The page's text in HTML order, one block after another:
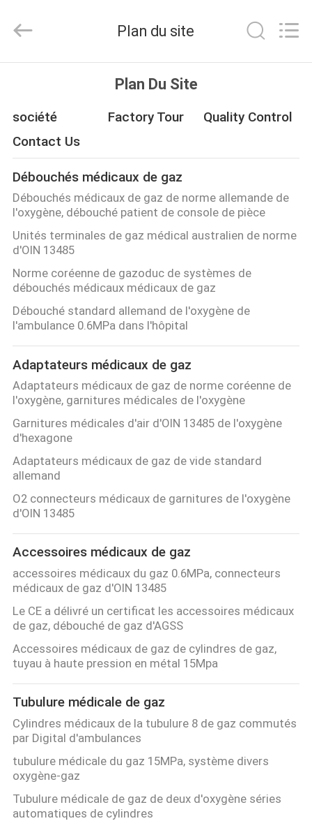
PRODUITS
AU
SUJET
DE
NOUS
VISITE
D'USINE
CONTRÔLE
DE
QUALITÉ
CONTACTEZ-
NOUS
DEMANDEZ
UNE
CITATION
PLAN
DU
SITE
PRIVACY
POLICY
Solutions
Rights
Plan du site
Plan Du Site
société Factory Tour
Quality Control
Contact Us
Débouchés médicaux de gaz
Débouchés médicaux de gaz de norme allemande de
l'oxygène, débouché patient de console de pièce
Unités terminales de gaz médical australien de norme
d'OIN 13485
Norme coréenne de gazoduc de systèmes de
débouchés médicaux médicaux de gaz
Débouché standard allemand de l'oxygène de
l'ambulance 0.6MPa dans l'hôpital
Adaptateurs médicaux de gaz
Adaptateurs médicaux de gaz de norme coréenne de
l'oxygène, garnitures médicales de l'oxygène
Garnitures médicales d'air d'OIN 13485 de l'oxygène
d'hexagone
Adaptateurs médicaux de gaz de vide standard
allemand
O2 connecteurs médicaux de garnitures de l'oxygène
d'OIN 13485
Accessoires médicaux de gaz
accessoires médicaux du gaz 0.6MPa, connecteurs
médicaux de gaz d'OIN 13485
Le CE a délivré un certificat les accessoires médicaux
de gaz, débouché de gaz d'AGSS
Accessoires médicaux de gaz de cylindres de gaz,
tuyau à haute pression en métal 15Mpa
Tubulure médicale de gaz
Cylindres médicaux de la tubulure 8 de gaz commutés
par Digital d'ambulances
tubulure médicale du gaz 15MPa, système divers
oxygène-gaz
Tubulure médicale de gaz de deux d'oxygène séries
automatiques de cylindres